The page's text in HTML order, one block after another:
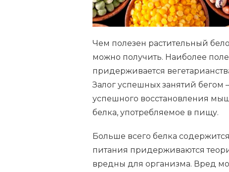
Чем полезен растительный
можно получить. Наиболее
придерживается
Залог успешных занятий бегом
успешного восстановления
белка, употребляемое в пищу.
Больше всего белка
питания придерживаются
вредны для организма. Вред